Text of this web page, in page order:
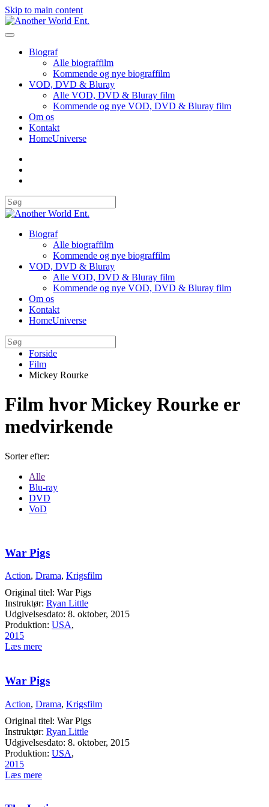
Skip to main content
Biograf
Alle biograffilm
Kommende og nye biograffilm
VOD, DVD & Bluray
Alle VOD, DVD & Bluray film
Kommende og nye VOD, DVD & Bluray film
Om os
Kontakt
HomeUniverse
Biograf
Alle biograffilm
Kommende og nye biograffilm
VOD, DVD & Bluray
Alle VOD, DVD & Bluray film
Kommende og nye VOD, DVD & Bluray film
Om os
Kontakt
HomeUniverse
Forside
Film
Mickey Rourke
Film hvor Mickey Rourke er
medvirkende
Sorter efter:
Alle
Blu-ray
DVD
VoD
War Pigs
Action, Drama, Krigsfilm
Original titel: War Pigs
Instruktør: Ryan Little
Udgivelsesdato: 8. oktober, 2015
Produktion: USA,
2015
Læs mere
War Pigs
Action, Drama, Krigsfilm
Original titel: War Pigs
Instruktør: Ryan Little
Udgivelsesdato: 8. oktober, 2015
Produktion: USA,
2015
Læs mere